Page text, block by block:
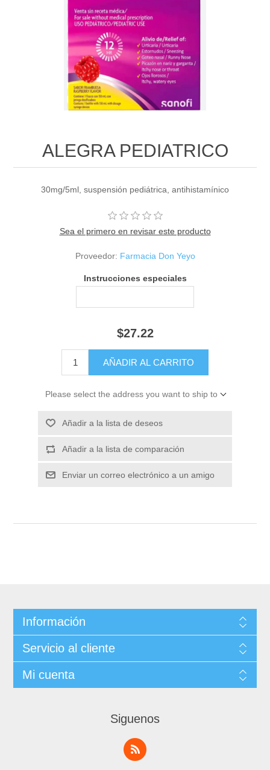
ALEGRA PEDIATRICO
30mg/5ml, suspensión pediátrica, antihistamínico
Sea el primero en revisar este producto
Proveedor: Farmacia Don Yeyo
Instrucciones especiales
$27.22
Please select the address you want to ship to
Información
Servicio al cliente
Mi cuenta
Siguenos